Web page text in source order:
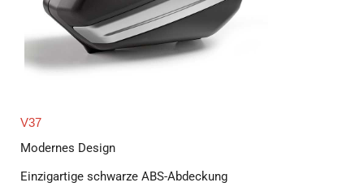
V37
Modernes Design
Einzigartige schwarze ABS-Abdeckung